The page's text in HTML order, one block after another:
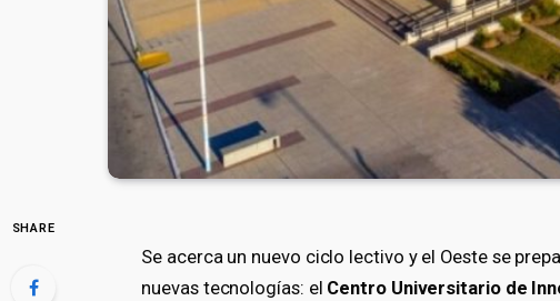
SHARE
Se acerca un nuevo ciclo lectivo y el Oeste se
nuevas tecnologías: el Centro Universitario de